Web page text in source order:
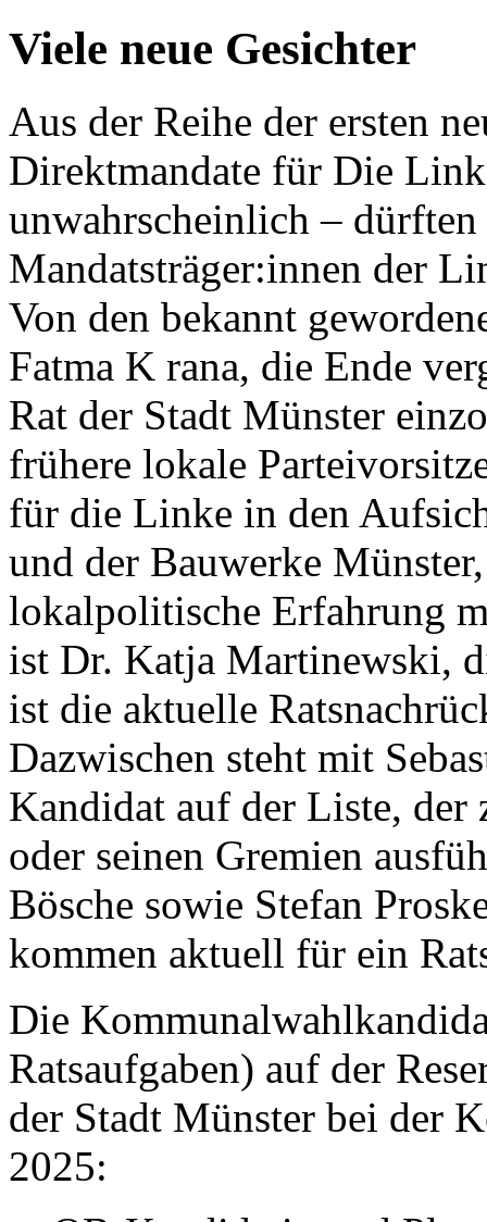
Viele neue Gesichter
Aus der Reihe der ersten
Direktmandate für Die
unwahrscheinlich –
Mandatsträger:innen der
Von den bekannt
Fatma K rana, die Ende
Rat der Stadt Münster
frühere lokale
für die Linke in den
und der Bauwerke
lokalpolitische Erfahrung
ist Dr. Katja Martinewski,
ist die aktuelle
Dazwischen steht mit
Kandidat auf der Liste,
oder seinen Gremien
Bösche sowie Stefan
kommen aktuell für ein
Die
Ratsaufgaben) auf der
der Stadt Münster bei der
2025: